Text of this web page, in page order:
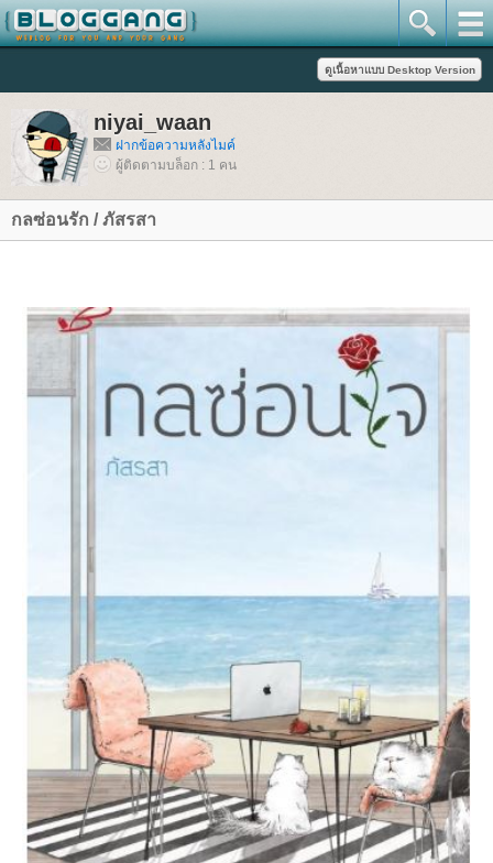
niyai_waan
ฝากข้อความหลังไมค์
ผู้ติดตามบล็อก : 1 คน
กลซ่อนรัก / ภัสรสา